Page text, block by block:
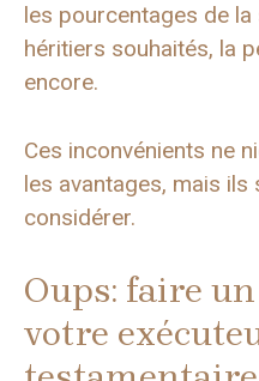
les pourcentages de
héritiers souhaités, la
encore.
Ces inconvénients ne
les avantages, mais
considérer.
Oups: faire
votre